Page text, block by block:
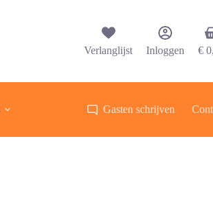
Verlanglijst Inloggen
€
Gasten schrijven